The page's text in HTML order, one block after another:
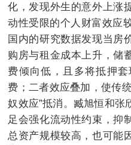
化，发现外生的意外上涨
动性受限的个人财富效应
国内的研究数据发现当房
购房与租金成本上升，储
费倾向低，且多将抵押
费；二者效应叠加，使传
奴效应”抵消。臧旭恒和张
足会强化流动性约束，抑
总资产规模较高，也可能